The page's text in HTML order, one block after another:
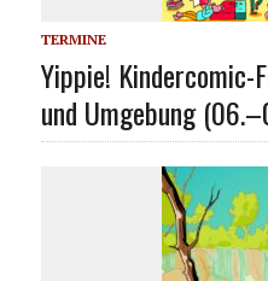
TERMINE
Yippie!
und Umgebung